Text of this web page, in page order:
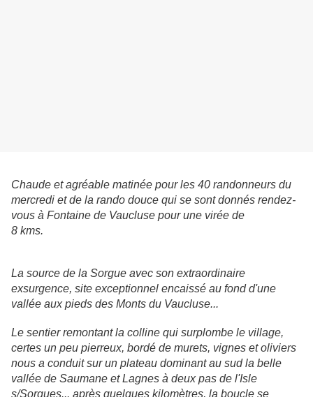
Chaude et agréable matinée pour les 40 randonneurs du
mercredi et de la rando douce qui se sont donnés rendez-
vous à Fontaine de Vaucluse pour une virée de
8 kms.
La source de la Sorgue avec son extraordinaire
exsurgence, site exceptionnel encaissé au fond d'une
vallée aux pieds des Monts du Vaucluse...
Le sentier remontant la colline qui surplombe le village,
certes un peu pierreux, bordé de murets, vignes et oliviers
nous a conduit sur un plateau dominant au sud la belle
vallée de Saumane et Lagnes à deux pas de l'Isle
s/Sorgues... après quelques kilomètres, la boucle se